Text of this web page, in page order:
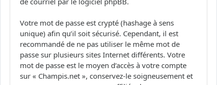
Votre mot de passe est crypté (hashage à sens
unique) afin qu’il soit sécurisé. Cependant, il est
recommandé de ne pas utiliser le même mot de
passe sur plusieurs sites Internet différents. Votre
mot de passe est le moyen d’accès à votre compte
sur « Champis.net », conservez-le soigneusement et